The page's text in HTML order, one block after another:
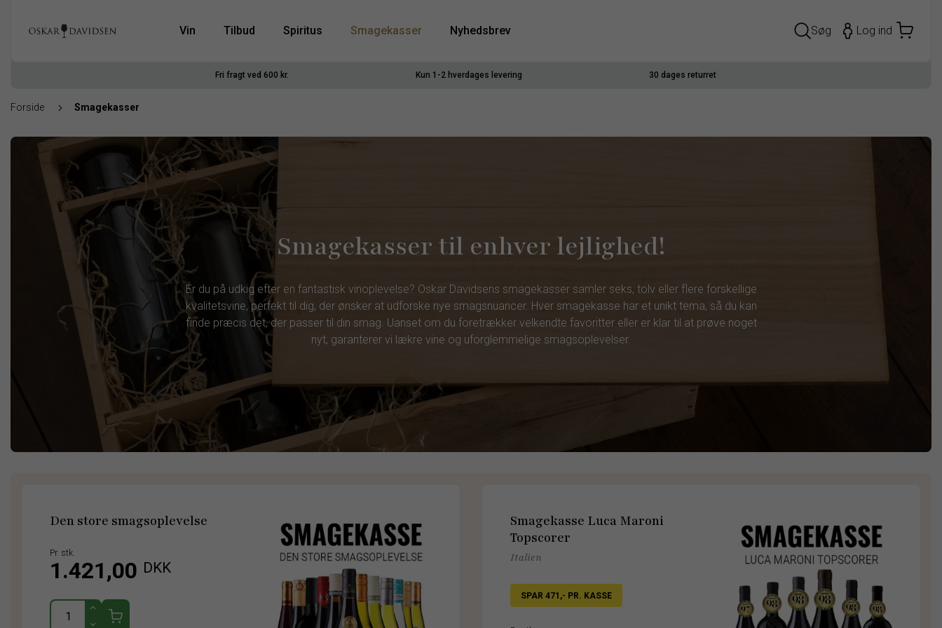
Vin Tilbud Spiritus Smagekasser Nyhedsbrev Søg Log ind
Fri fragt ved 600 kr. Kun 1-2 hverdages levering 30 dages returret
Forside Smagekasser
Smagekasser til enhver lejlighed!
Er du på udkig efter en fantastisk vinoplevelse? Oskar Davidsens smagekasser samler seks, tolv eller flere forskellige
kvalitetsvine, perfekt til dig, der ønsker at udforske nye smagsnuancer. Hver smagekasse har et unikt tema, så du kan
finde præcis det, der passer til din smag. Uanset om du foretrækker velkendte favoritter eller er klar til at prøve noget
nyt, garanterer vi lækre vine og uforglemmelige smagsoplevelser.
Den store smagsoplevelse
Pr. stk.
1.421,00 DKK
Smagekasse Luca Maroni
Topscorer
Italien
SPAR 471,- PR. KASSE